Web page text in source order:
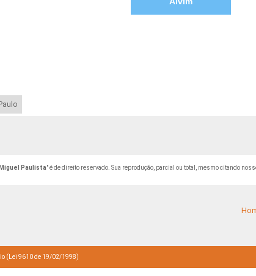
Paulista" é de direito reservado. Sua reprodução, parcial ou total, mesmo citando
(Lei 9610 de 19/02/1998)